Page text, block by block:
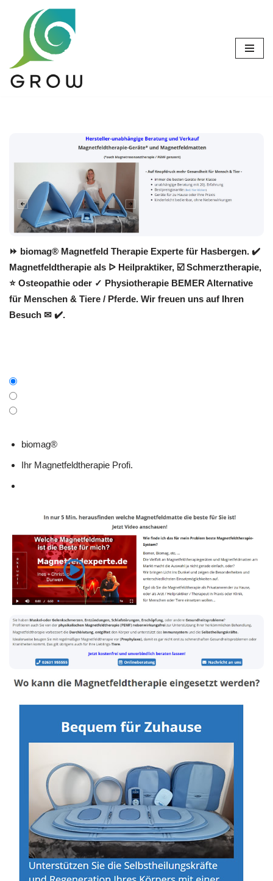
Zum
springen
⏩ biomag® Magnetfeld Therapie Experte für Hasbergen. ✔️
Magnetfeldtherapie als ᐅ Heilpraktiker, ☑️ Schmerztherapie,
⭐ Osteopathie oder ✓ Physiotherapie BEMER Alternative
für Menschen & Tiere / Pferde. Wir freuen uns auf Ihren
Besuch ✉ ✔️.
biomag®
Ihr Magnetfeldtherapie Profi.